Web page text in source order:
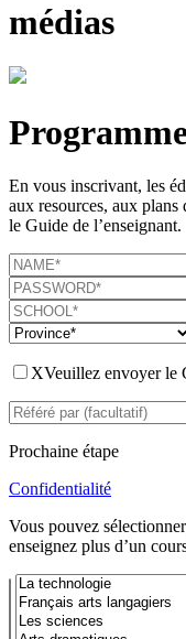
médias
En vous inscrivant, les
aux resources, aux
le Guide de l’enseignant.
XVeuillez envoyer le
Prochaine étape
Confidentialité
Vous pouvez
enseignez plus d’un